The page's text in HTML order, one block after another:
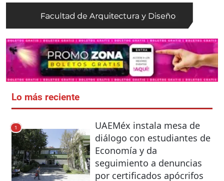
Lo más reciente
1
UAEMéx instala mesa de
diálogo con estudiantes de
Economía y da
seguimiento a denuncias
por certificados apócrifos